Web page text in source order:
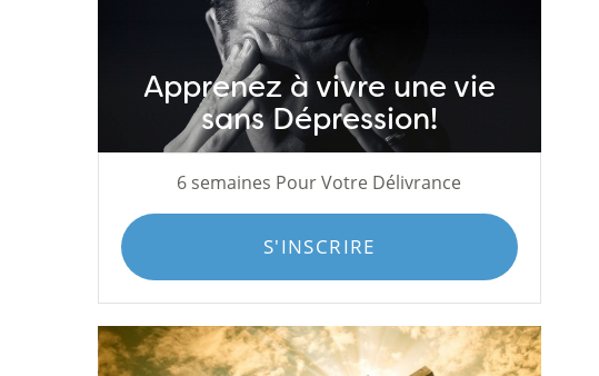
Apprenez à vivre une vie
sans Dépression!
6 semaines Pour Votre Délivrance
S'INSCRIRE